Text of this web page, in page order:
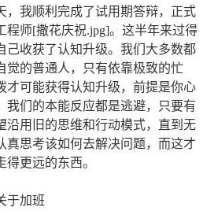
，我顺利完成了试用期答辩，正式
程师[撒花庆祝.jpg]。这半年来过得
己收获了认知升级。我们大多数都
觉的普通人，只有依靠极致的忙
才可能获得认知升级，前提是你心
我们的本能反应都是逃避，只要有
沿用旧的思维和行动模式，直到无
真思考该如何去解决问题，而这才
更远的东西。
于加班